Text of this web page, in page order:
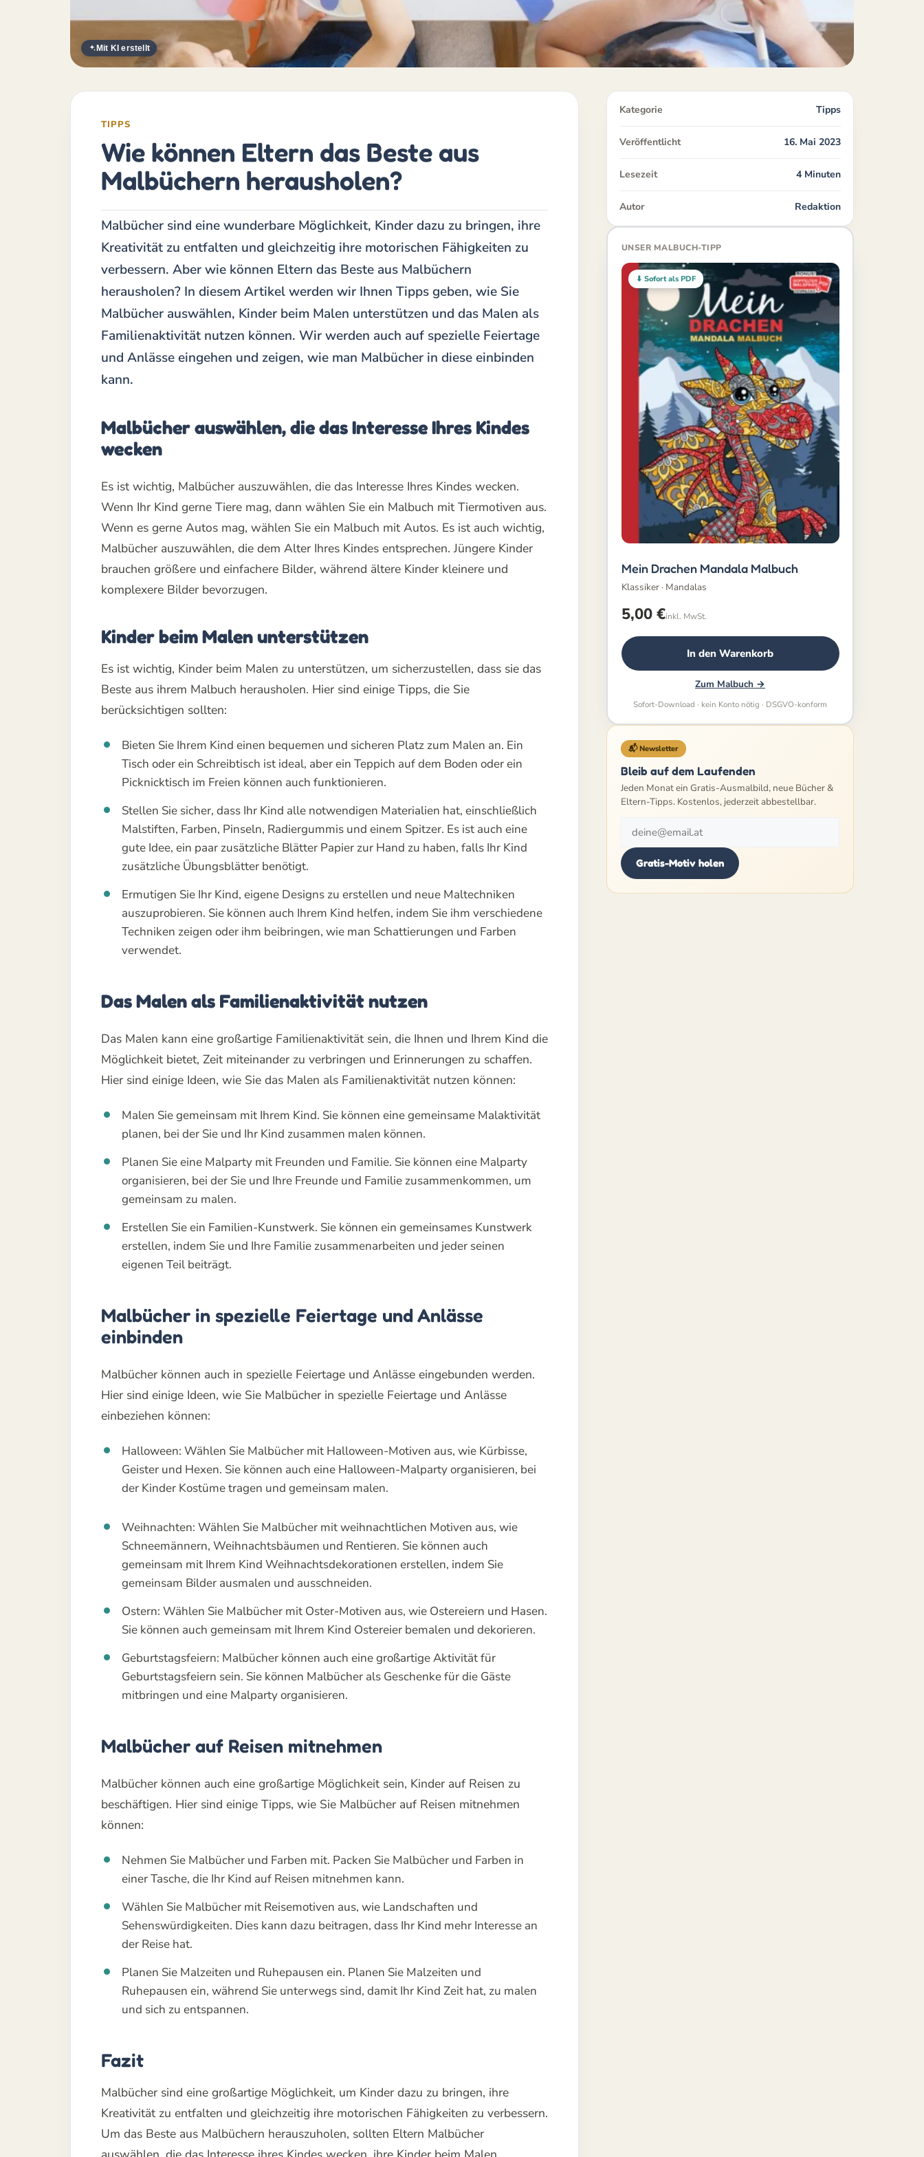
Mit KI erstellt
TIPPS
Wie können Eltern das Beste aus
Malbüchern herausholen?
Malbücher sind eine wunderbare Möglichkeit, Kinder dazu zu bringen, ihre
Kreativität zu entfalten und gleichzeitig ihre motorischen Fähigkeiten zu
verbessern. Aber wie können Eltern das Beste aus Malbüchern
herausholen? In diesem Artikel werden wir Ihnen Tipps geben, wie Sie
Malbücher auswählen, Kinder beim Malen unterstützen und das Malen als
Familienaktivität nutzen können. Wir werden auch auf spezielle Feiertage
und Anlässe eingehen und zeigen, wie man Malbücher in diese einbinden
kann.
Malbücher auswählen, die das Interesse Ihres Kindes
wecken
Es ist wichtig, Malbücher auszuwählen, die das Interesse Ihres Kindes wecken.
Wenn Ihr Kind gerne Tiere mag, dann wählen Sie ein Malbuch mit Tiermotiven aus.
Wenn es gerne Autos mag, wählen Sie ein Malbuch mit Autos. Es ist auch wichtig,
Malbücher auszuwählen, die dem Alter Ihres Kindes entsprechen. Jüngere Kinder
brauchen größere und einfachere Bilder, während ältere Kinder kleinere und
komplexere Bilder bevorzugen.
Kinder beim Malen unterstützen
Es ist wichtig, Kinder beim Malen zu unterstützen, um sicherzustellen, dass sie das
Beste aus ihrem Malbuch herausholen. Hier sind einige Tipps, die Sie
berücksichtigen sollten:
Bieten Sie Ihrem Kind einen bequemen und sicheren Platz zum Malen an. Ein
Tisch oder ein Schreibtisch ist ideal, aber ein Teppich auf dem Boden oder ein
Picknicktisch im Freien können auch funktionieren.
Stellen Sie sicher, dass Ihr Kind alle notwendigen Materialien hat, einschließlich
Malstiften, Farben, Pinseln, Radiergummis und einem Spitzer. Es ist auch eine
gute Idee, ein paar zusätzliche Blätter Papier zur Hand zu haben, falls Ihr Kind
zusätzliche Übungsblätter benötigt.
Ermutigen Sie Ihr Kind, eigene Designs zu erstellen und neue Maltechniken
auszuprobieren. Sie können auch Ihrem Kind helfen, indem Sie ihm verschiedene
Techniken zeigen oder ihm beibringen, wie man Schattierungen und Farben
verwendet.
Das Malen als Familienaktivität nutzen
Das Malen kann eine großartige Familienaktivität sein, die Ihnen und Ihrem Kind die
Möglichkeit bietet, Zeit miteinander zu verbringen und Erinnerungen zu schaffen.
Hier sind einige Ideen, wie Sie das Malen als Familienaktivität nutzen können:
Malen Sie gemeinsam mit Ihrem Kind. Sie können eine gemeinsame Malaktivität
planen, bei der Sie und Ihr Kind zusammen malen können.
Planen Sie eine Malparty mit Freunden und Familie. Sie können eine Malparty
organisieren, bei der Sie und Ihre Freunde und Familie zusammenkommen, um
gemeinsam zu malen.
Erstellen Sie ein Familien-Kunstwerk. Sie können ein gemeinsames Kunstwerk
erstellen, indem Sie und Ihre Familie zusammenarbeiten und jeder seinen
eigenen Teil beiträgt.
Malbücher in spezielle Feiertage und Anlässe
einbinden
Malbücher können auch in spezielle Feiertage und Anlässe eingebunden werden.
Hier sind einige Ideen, wie Sie Malbücher in spezielle Feiertage und Anlässe
einbeziehen können:
Halloween: Wählen Sie Malbücher mit Halloween-Motiven aus, wie Kürbisse,
Geister und Hexen. Sie können auch eine Halloween-Malparty organisieren, bei
der Kinder Kostüme tragen und gemeinsam malen.
Weihnachten: Wählen Sie Malbücher mit weihnachtlichen Motiven aus, wie
Schneemännern, Weihnachtsbäumen und Rentieren. Sie können auch
gemeinsam mit Ihrem Kind Weihnachtsdekorationen erstellen, indem Sie
gemeinsam Bilder ausmalen und ausschneiden.
Ostern: Wählen Sie Malbücher mit Oster-Motiven aus, wie Ostereiern und Hasen.
Sie können auch gemeinsam mit Ihrem Kind Ostereier bemalen und dekorieren.
Geburtstagsfeiern: Malbücher können auch eine großartige Aktivität für
Geburtstagsfeiern sein. Sie können Malbücher als Geschenke für die Gäste
mitbringen und eine Malparty organisieren.
Malbücher auf Reisen mitnehmen
Malbücher können auch eine großartige Möglichkeit sein, Kinder auf Reisen zu
beschäftigen. Hier sind einige Tipps, wie Sie Malbücher auf Reisen mitnehmen
können:
Nehmen Sie Malbücher und Farben mit. Packen Sie Malbücher und Farben in
einer Tasche, die Ihr Kind auf Reisen mitnehmen kann.
Wählen Sie Malbücher mit Reisemotiven aus, wie Landschaften und
Sehenswürdigkeiten. Dies kann dazu beitragen, dass Ihr Kind mehr Interesse an
der Reise hat.
Planen Sie Malzeiten und Ruhepausen ein. Planen Sie Malzeiten und
Ruhepausen ein, während Sie unterwegs sind, damit Ihr Kind Zeit hat, zu malen
und sich zu entspannen.
Fazit
Malbücher sind eine großartige Möglichkeit, um Kinder dazu zu bringen, ihre
Kreativität zu entfalten und gleichzeitig ihre motorischen Fähigkeiten zu verbessern.
Um das Beste aus Malbüchern herauszuholen, sollten Eltern Malbücher
Kategorie Tipps
Veröffentlicht 16. Mai 2023
Lesezeit 4 Minuten
Autor Redaktion
UNSER MALBUCH-TIPP
⬇ Sofort als PDF
Mein Drachen Mandala Malbuch
Klassiker · Mandalas
5,00 €inkl. MwSt.
In den Warenkorb
Zum Malbuch →
Sofort-Download · kein Konto nötig · DSGVO-konform
📬 Newsletter
Bleib auf dem Laufenden
Jeden Monat ein Gratis-Ausmalbild, neue Bücher &
Eltern-Tipps. Kostenlos, jederzeit abbestellbar.
Gratis-Motiv holen